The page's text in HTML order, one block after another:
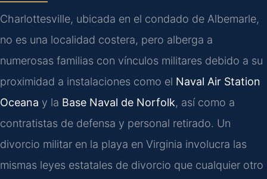
Charlottesville, ubicada en el condado de Albemarle,
no es una localidad costera, pero alberga a
numerosas familias con vínculos militares debido a su
proximidad a instalaciones como el Naval Air Station
Oceana y la Base Naval de Norfolk, así como a
contratistas de defensa y personal retirado. Un
divorcio militar en la playa en Virginia involucra las
mismas leyes estatales de divorcio que cualquier otro